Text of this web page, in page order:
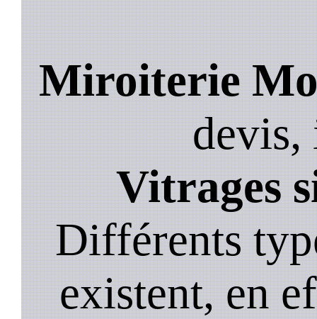
Miroiterie
devis,
Vitrages
Différents
existent, en